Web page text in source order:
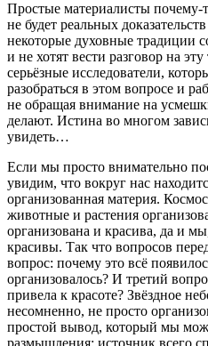
Простые материалисты почему-
не будет реальных
некоторые духовные традиции
и не хотят вести разговор на
серьёзные исследователи,
разобраться в этом вопросе и
не обращая внимание на
делают. Истина во многом
увидеть…
Если мы просто внимательно
увидим, что вокруг нас
организованная материя.
животные и растения
организована и красива, да и
красивы. Так что вопросов
вопрос: почему это всё
организовалось? И третий
привела к красоте? Звёздное
несомненно, не просто
простой вывод, который мы